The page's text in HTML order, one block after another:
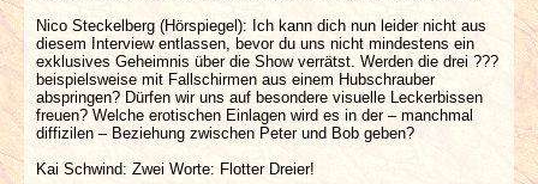
Nico Steckelberg (Hörspiegel): Ich kann dich nun leider nicht aus
diesem Interview entlassen, bevor du uns nicht mindestens ein
exklusives Geheimnis über die Show verrätst. Werden die drei ???
beispielsweise mit Fallschirmen aus einem Hubschrauber
abspringen? Dürfen wir uns auf besondere visuelle Leckerbissen
freuen? Welche erotischen Einlagen wird es in der – manchmal
diffizilen – Beziehung zwischen Peter und Bob geben?
Kai Schwind: Zwei Worte: Flotter Dreier!